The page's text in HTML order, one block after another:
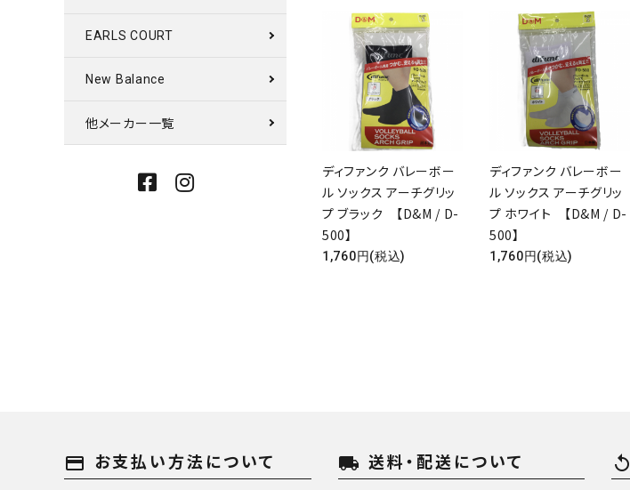
ディファンク バレーボー
ル ソックス アーチグリッ
プ ブラック 【D&M / D-
500】
1,760円(税込)
ディファンク バレーボー
ル ソックス アーチグリッ
プ ホワイト 【D&M / D-
500】
1,760円(税込)
カテゴリー
検索する
EARLS COURT
New Balance
他メーカー一覧
payment お支払い方法について local_shipping 送料・配送について replay